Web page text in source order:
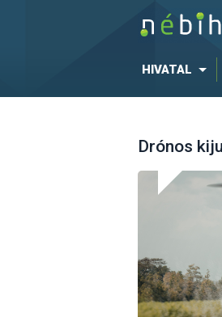
HIVATAL
Drónos